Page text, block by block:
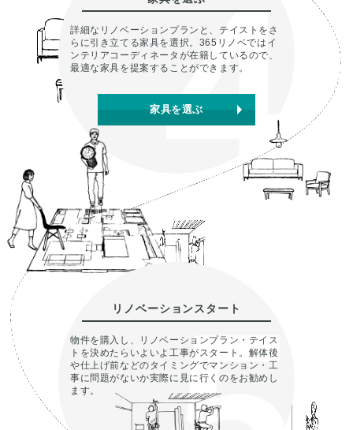
詳細なリノベーションプランと、テイストをさ
らに引き立てる家具を選択。365リノベではイ
ンテリアコーディネータが在籍しているので、
最適な家具を提案することができます。
家具を選ぶ
リノベーションスタート
物件を購入し、リノベーションプラン・テイス
トを決めたらいよいよ工事がスタート。解体後
や仕上げ前などのタイミングでマンション・工
事に問題がないか実際に見に行くのをお勧めし
ます。